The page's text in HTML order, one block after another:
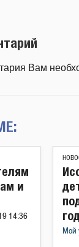
Вам
и
14:36
Мой